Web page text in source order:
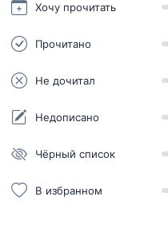
Хочу прочитать
Прочитано
Не дочитал
Недописано
Чёрный список
В избранном